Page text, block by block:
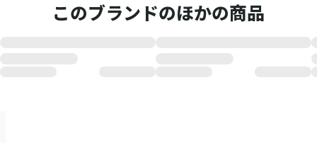
このブランドのほかの商品